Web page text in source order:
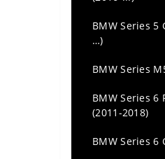
BMW Series 5
…)
BMW Series
BMW Series 6
(2011-2018)
BMW Series 6